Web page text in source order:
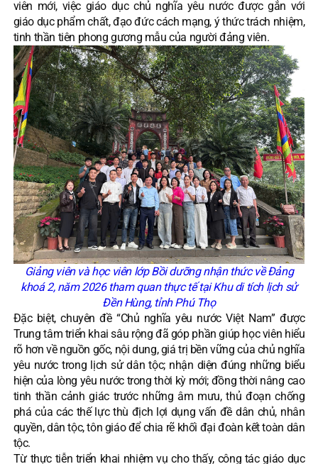
viên mới, việc giáo dục chủ nghĩa yêu nước được gắn với
giáo dục phẩm chất, đạo đức cách mạng, ý thức trách nhiệm,
tinh thần tiên phong gương mẫu của người đảng viên.
Giảng viên và học viên lớp Bồi dưỡng nhận thức về Đảng
khoá 2, năm 2026 tham quan thực tế tại Khu di tích lịch sử
Đền Hùng, tỉnh Phú Thọ
Đặc biệt, chuyên đề “Chủ nghĩa yêu nước Việt Nam” được
Trung tâm triển khai sâu rộng đã góp phần giúp học viên hiểu
rõ hơn về nguồn gốc, nội dung, giá trị bền vững của chủ nghĩa
yêu nước trong lịch sử dân tộc; nhận diện đúng những biểu
hiện của lòng yêu nước trong thời kỳ mới; đồng thời nâng cao
tinh thần cảnh giác trước những âm mưu, thủ đoạn chống
phá của các thế lực thù địch lợi dụng vấn đề dân chủ, nhân
quyền, dân tộc, tôn giáo để chia rẽ khối đại đoàn kết toàn dân
tộc.
Từ thực tiễn triển khai nhiệm vụ cho thấy, công tác giáo dục